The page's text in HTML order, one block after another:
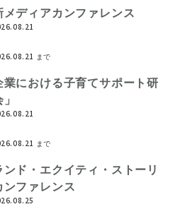
メディアカンファレンス
まで
業における子育てサポート研
まで
ンド・エクイティ・ストーリ
ンファレンス